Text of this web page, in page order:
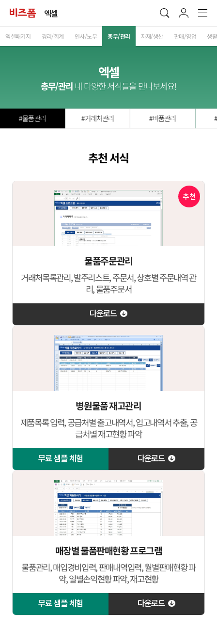
엑셀
엑셀패키지 경리/회계 인사/노무 총무/관리 자재/생산 판매/영업 생
엑셀
총무/관리내 다양한 서식들을 만나보세요!
#물품관리 #거래처관리 #비품관리
추천 서식
추천
물품주문관리
거래처목록관리, 발주리스트, 주문서, 상호별 주문내역 관
리, 물품주문서
다운로드
병원물품 재고관리
제품목록 입력, 공급처별 출고내역서, 입고내역서 추출, 공
급처별 재고현황 파악
무료 샘플 체험 다운로드
매장별 물품판매현황 프로그램
물품관리, 매입경비입력, 판매내역입력, 월별판매현황 파
악, 일별손익현황 파악, 재고현황
무료 샘플 체험 다운로드